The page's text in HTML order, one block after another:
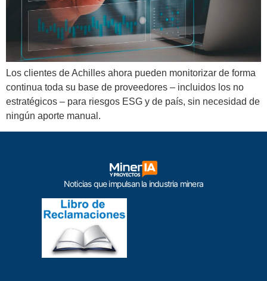
Los clientes de Achilles ahora pueden monitorizar de forma
continua toda su base de proveedores – incluidos los no
estratégicos – para riesgos ESG y de país, sin necesidad de
ningún aporte manual.
Noticias que impulsan la industria minera